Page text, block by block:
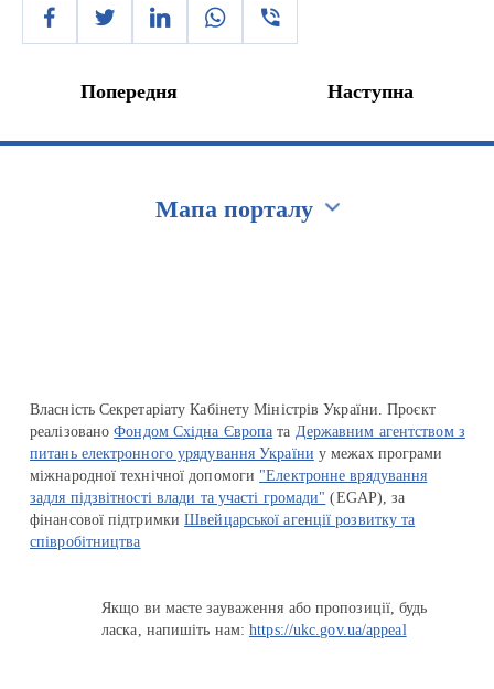
Попередня Наступна
Мапа порталу
Власність Секретаріату Кабінету Міністрів України. Проєкт
реалізованоФондом Східна Європа та Державним агентством з
питань електронного урядування України у межах програми
міжнародної технічної допомоги "Електронне врядування
задля підзвітності влади та участі громади" (EGAP), за
фінансової підтримкиШвейцарської агенції розвитку та
співробітництва
Якщо ви маєте зауваження або пропозиції, будь
ласка, напишіть нам:https://ukc.gov.ua/appeal